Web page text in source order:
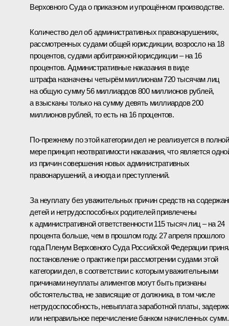
Верховного Суда о приказном и упрощённом производстве.
Количество дел об административных правонарушениях,
рассмотренных судами общей юрисдикции, возросло на 18
процентов, судами арбитражной юрисдикции – на 16
процентов. Административные наказания в виде
штрафа назначены четырём миллионам 720 тысячам лиц
на общую сумму 56 миллиардов 800 миллионов рублей,
а взысканы только на сумму девять миллиардов 200
миллионов рублей, то есть на 16 процентов.
По-прежнему по этой категории дел не реализуется в полной
мере принцип неотвратимости наказания, что является
из причин совершения новых административных
правонарушений, а иногда и преступлений.
За неуплату без уважительных причин средств на
детей и нетрудоспособных родителей привлечены
к административной ответственности 115 тысяч лиц – на 24
процента больше, чем в прошлом году. 27 апреля прошлого
года Пленум Верховного Суда Российской Федерации
постановление о практике при рассмотрении судами этой
категории дел, в соответствии с которым уважительными
причинами неуплаты алиментов могут быть признаны
обстоятельства, не зависящие от должника, в том числе
нетрудоспособность, невыплата заработной платы,
или неправильное перечисление банком начисленных сумм.